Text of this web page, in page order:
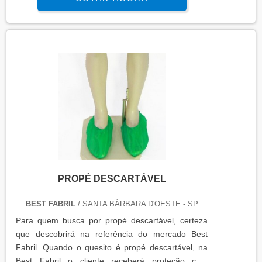
Best Fabril é uma empresa que tem se destacado
no segmento pela idoneidade em tudo que faz,
site e saber mais sobre a empresa, os serviços e
com excelente eficiência de limpeza, permite a
limpeza e higienização de grande número de
pipetas de uma só vez. Devido a essa
um equipamento que g...
PROPÉ DESCARTÁVEL
BEST FABRIL/ SANTA BÁRBARA D'OESTE - SP
Para quem busca por propé descartável, certeza
que descobrirá na referência do mercado Best
Fabril. Quando o quesito é propé descartável, na